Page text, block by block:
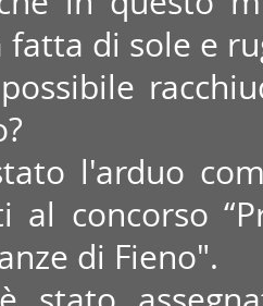
fatta di sole e
l'arduo
al concorso
di Fieno".